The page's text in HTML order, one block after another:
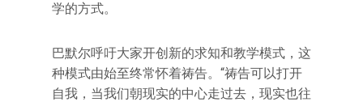
学的方式。
巴默尔呼吁大家开创新的求知和教学模式，这
种模式由始至终常怀着祷告。“祷告可以打开
自我，当我们朝现实的中心走过去，现实也往